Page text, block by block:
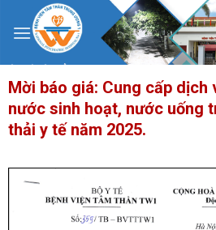
content
Mời báo giá: Cung cấp dịch
nước sinh hoạt, nước uống
thải y tế năm 2025.